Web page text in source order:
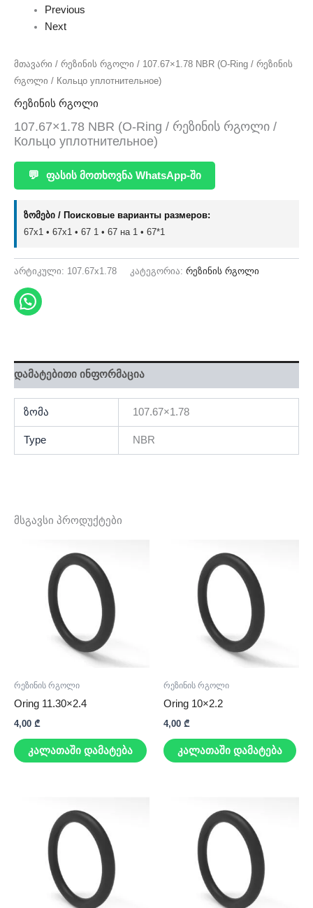
Previous
Next
მთავარი / რეზინის რგოლი / 107.67×1.78 NBR (O-Ring / რეზინის
რგოლი / Кольцо уплотнительное)
რეზინის რგოლი
107.67×1.78 NBR (O-Ring / რეზინის რგოლი /
Кольцо уплотнительное)
💬 ფასის მოთხოვნა WhatsApp-ში
ზომები / Поисковые варианты размеров:
67x1 • 67х1 • 67 1 • 67 на 1 • 67*1
არტიკული: 107.67x1.78 კატეგორია: რეზინის რგოლი
დამატებითი ინფორმაცია
ზომა 107.67×1.78
Type NBR
მსგავსი პროდუქტები
რეზინის რგოლი
Oring 11.30×2.4
4,00 ₾
კალათაში დამატება
რეზინის რგოლი
Oring 10×2.2
4,00 ₾
კალათაში დამატება